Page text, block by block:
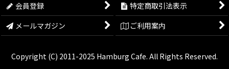
会員登録
特定商取引法表示
メールマガジン
ご利用案内
Copyright (C) 2011-2025 Hamburg Cafe. All Rights Reserved.